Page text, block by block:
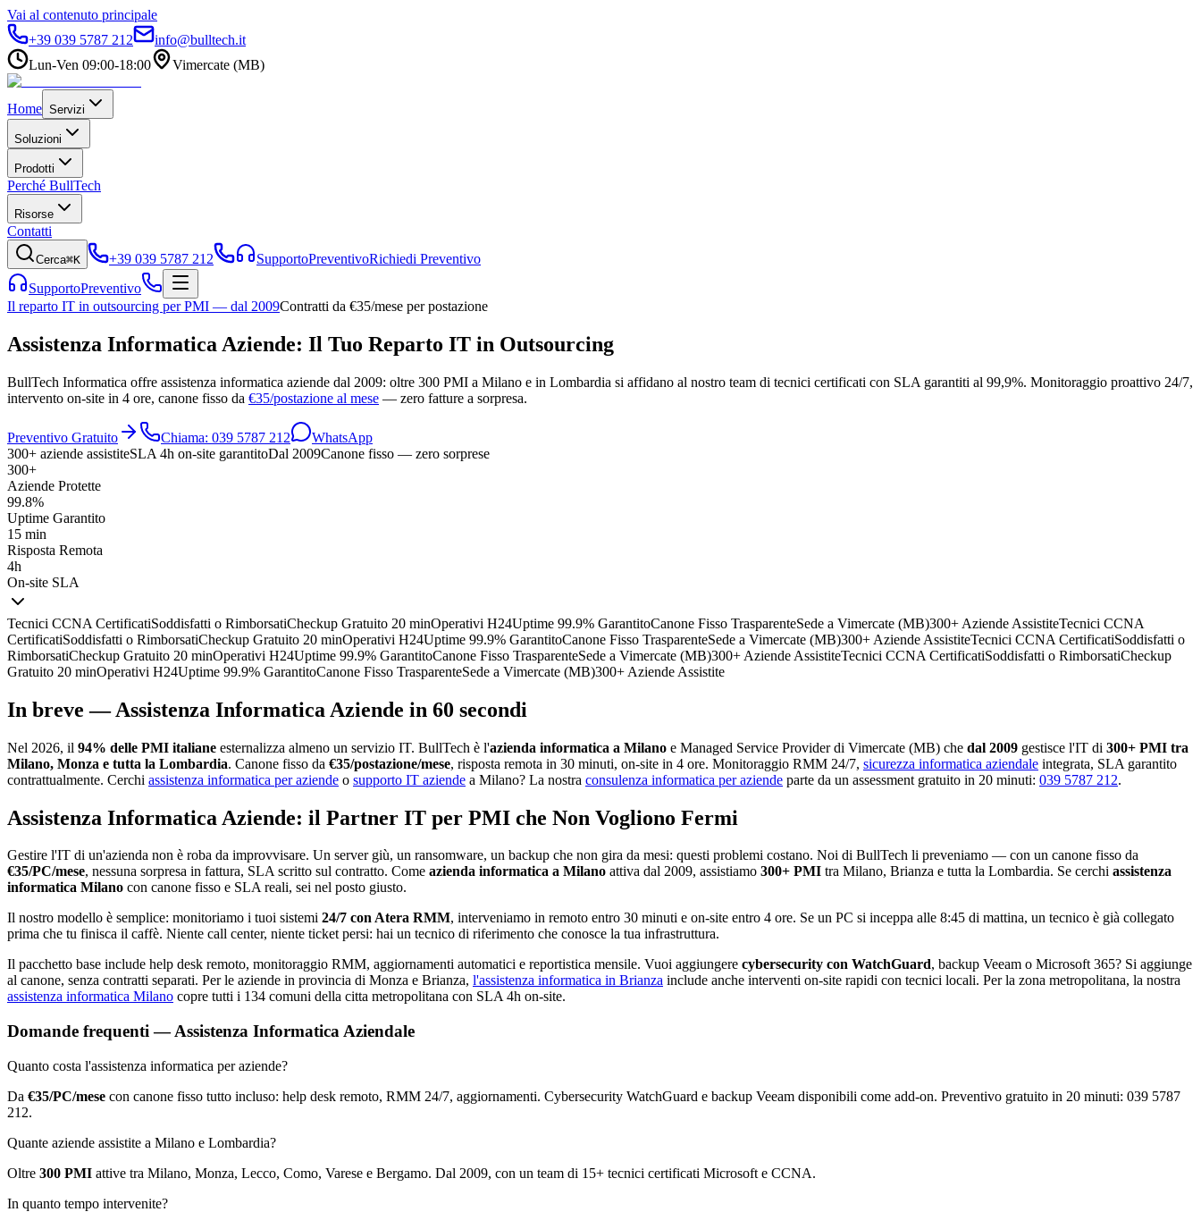
Vai al contenuto principale
+39 039 5787 212
info@bulltech.it
Lun-Ven 09:00-18:00
Vimercate (MB)
Home Servizi
Soluzioni
Prodotti
Perché BullTech
Risorse
Contatti
Cerca⌘K +39 039 5787 212 SupportoPreventivoRichiedi Preventivo
SupportoPreventivo
Il reparto IT in outsourcing per PMI — dal 2009Contratti da €35/mese per postazione
Assistenza Informatica Aziende: Il Tuo Reparto IT in Outsourcing
BullTech Informatica offre assistenza informatica aziende dal 2009: oltre 300 PMI a Milano e in Lombardia si affidano al nostro team di tecnici certificati con SLA garantiti al 99,9%. Monitoraggio proattivo 24/7,
intervento on-site in 4 ore, canone fisso da €35/postazione al mese — zero fatture a sorpresa.
Preventivo Gratuito Chiama: 039 5787 212
WhatsApp
300+ aziende assistiteSLA 4h on-site garantitoDal 2009Canone fisso — zero sorprese
300+
Aziende Protette
99.8%
Uptime Garantito
15 min
Risposta Remota
4h
On-site SLA
Tecnici CCNA CertificatiSoddisfatti o RimborsatiCheckup Gratuito 20 minOperativi H24Uptime 99.9% GarantitoCanone Fisso TrasparenteSede a Vimercate (MB)300+ Aziende AssistiteTecnici CCNA
CertificatiSoddisfatti o RimborsatiCheckup Gratuito 20 minOperativi H24Uptime 99.9% GarantitoCanone Fisso TrasparenteSede a Vimercate (MB)300+ Aziende AssistiteTecnici CCNA CertificatiSoddisfatti o
RimborsatiCheckup Gratuito 20 minOperativi H24Uptime 99.9% GarantitoCanone Fisso TrasparenteSede a Vimercate (MB)300+ Aziende AssistiteTecnici CCNA CertificatiSoddisfatti o RimborsatiCheckup
Gratuito 20 minOperativi H24Uptime 99.9% GarantitoCanone Fisso TrasparenteSede a Vimercate (MB)300+ Aziende Assistite
In breve — Assistenza Informatica Aziende in 60 secondi
Nel 2026, il 94% delle PMI italiane esternalizza almeno un servizio IT. BullTech è l'azienda informatica a Milano e Managed Service Provider di Vimercate (MB) che dal 2009 gestisce l'IT di 300+ PMI tra
Milano, Monza e tutta la Lombardia. Canone fisso da €35/postazione/mese, risposta remota in 30 minuti, on-site in 4 ore. Monitoraggio RMM 24/7, sicurezza informatica aziendale integrata, SLA garantito
contrattualmente. Cerchi assistenza informatica per aziende o supporto IT aziende a Milano? La nostra consulenza informatica per aziende parte da un assessment gratuito in 20 minuti: 039 5787 212.
Assistenza Informatica Aziende: il Partner IT per PMI che Non Vogliono Fermi
Gestire l'IT di un'azienda non è roba da improvvisare. Un server giù, un ransomware, un backup che non gira da mesi: questi problemi costano. Noi di BullTech li preveniamo — con un canone fisso da
€35/PC/mese, nessuna sorpresa in fattura, SLA scritto sul contratto. Come azienda informatica a Milano attiva dal 2009, assistiamo 300+ PMI tra Milano, Brianza e tutta la Lombardia. Se cerchi assistenza
informatica Milano con canone fisso e SLA reali, sei nel posto giusto.
Il nostro modello è semplice: monitoriamo i tuoi sistemi 24/7 con Atera RMM, interveniamo in remoto entro 30 minuti e on-site entro 4 ore. Se un PC si inceppa alle 8:45 di mattina, un tecnico è già collegato
prima che tu finisca il caffè. Niente call center, niente ticket persi: hai un tecnico di riferimento che conosce la tua infrastruttura.
Il pacchetto base include help desk remoto, monitoraggio RMM, aggiornamenti automatici e reportistica mensile. Vuoi aggiungere cybersecurity con WatchGuard, backup Veeam o Microsoft 365? Si aggiunge
al canone, senza contratti separati. Per le aziende in provincia di Monza e Brianza, l'assistenza informatica in Brianza include anche interventi on-site rapidi con tecnici locali. Per la zona metropolitana, la nostra
assistenza informatica Milano copre tutti i 134 comuni della citta metropolitana con SLA 4h on-site.
Domande frequenti — Assistenza Informatica Aziendale
Quanto costa l'assistenza informatica per aziende?
Da €35/PC/mese con canone fisso tutto incluso: help desk remoto, RMM 24/7, aggiornamenti. Cybersecurity WatchGuard e backup Veeam disponibili come add-on. Preventivo gratuito in 20 minuti: 039 5787
212.
Quante aziende assistite a Milano e Lombardia?
Oltre 300 PMI attive tra Milano, Monza, Lecco, Como, Varese e Bergamo. Dal 2009, con un team di 15+ tecnici certificati Microsoft e CCNA.
In quanto tempo intervenite?